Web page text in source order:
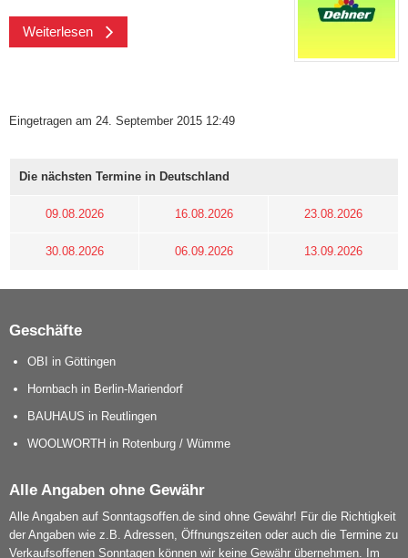
Weiterlesen
Eingetragen am 24. September 2015 12:49
Die nächsten Termine in Deutschland
09.08.2026 16.08.2026 23.08.2026
30.08.2026 06.09.2026 13.09.2026
Geschäfte
OBI in Göttingen
Hornbach in Berlin-Mariendorf
BAUHAUS in Reutlingen
WOOLWORTH in Rotenburg / Wümme
Alle Angaben ohne Gewähr
Alle Angaben auf Sonntagsoffen.de sind ohne Gewähr! Für die Richtigkeit
der Angaben wie z.B. Adressen, Öffnungszeiten oder auch die Termine zu
Verkaufsoffenen Sonntagen können wir keine Gewähr übernehmen. Im